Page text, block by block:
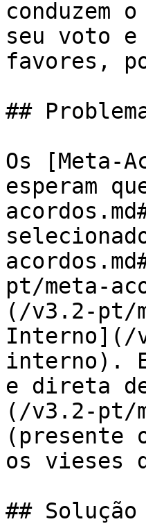
seu voto
favores,
##
Os [Meta-
esperam
pt/meta-
(/v3.2-pt/
Interno](/
interno).
e direta
(/v3.2-pt/
(presente
os vieses
## Solução